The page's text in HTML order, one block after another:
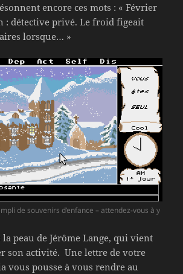
encore ces mots : « Février
: détective privé. Le froid figeait
lorsque… »
de souvenirs d’enfance – attendez-vous à y
peau de Jérôme Lange, qui vient
son activité. Une lettre de votre
vous pousse à vous rendre au